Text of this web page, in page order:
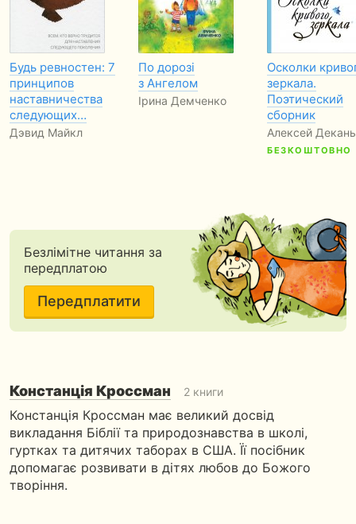
Будь ревностен: 7
принципов
наставничества
следующих…
Дэвид Майкл
По дорозі
з Ангелом
Ірина Демченко
Осколки
зеркала.
Поэтический
сборник
Алексей Декань
БЕЗКОШТОВНО
Безлімітне читання за
передплатою
Передплатити
Констанція Кроссман 2 книги
Констанція Кроссман має великий досвід
викладання Біблії та природознавства в школі,
гуртках та дитячих таборах в США. Її посібник
допомагає розвивати в дітях любов до Божого
творіння.